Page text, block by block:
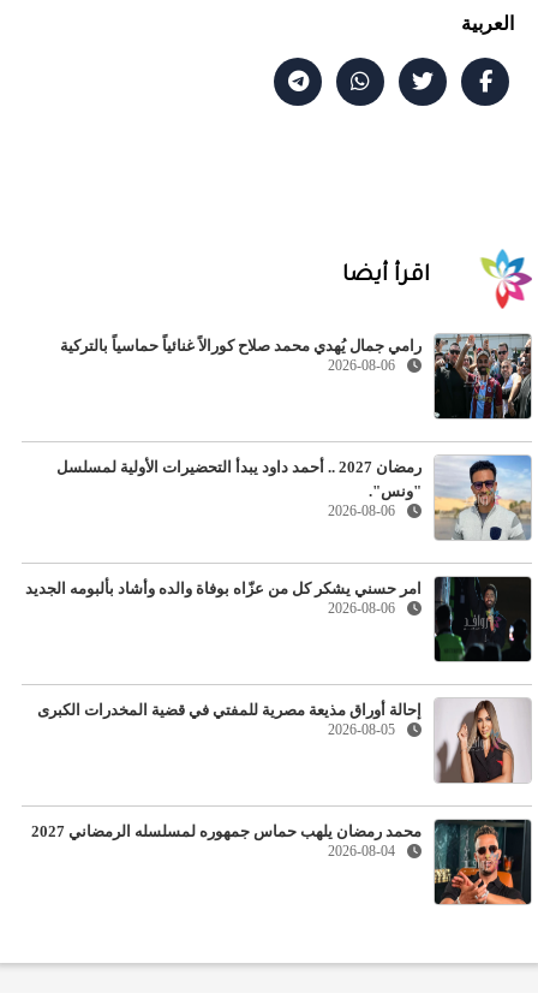
العربية
اقرأ أيضا
رامي جمال يُهدي محمد صلاح كورالاً غنائياً حماسياً بالتركية
2026-08-06
رمضان 2027 .. أحمد داود يبدأ التحضيرات الأولية لمسلسل
"ونس".
2026-08-06
امر حسني يشكر كل من عزّاه بوفاة والده وأشاد بألبومه الجديد
2026-08-06
إحالة أوراق مذيعة مصرية للمفتي في قضية المخدرات الكبرى
2026-08-05
محمد رمضان يلهب حماس جمهوره لمسلسله الرمضاني 2027
2026-08-04